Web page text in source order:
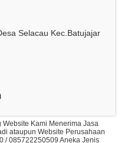
Selacau Kec.Batujajar
Kami Menerima Jasa
ataupun Website Perusahaan
/ 085722250509 Aneka Jenis